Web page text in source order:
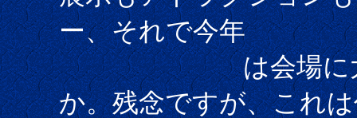
ー、それで今年
は会場に大道具
か。残念ですが、これ